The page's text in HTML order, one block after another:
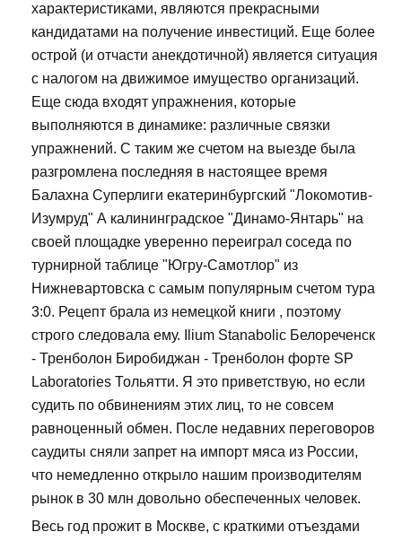
характеристиками, являются прекрасными
кандидатами на получение инвестиций. Еще более
острой (и отчасти анекдотичной) является ситуация
с налогом на движимое имущество организаций.
Еще сюда входят упражнения, которые
выполняются в динамике: различные связки
упражнений. С таким же счетом на выезде была
разгромлена последняя в настоящее время
Балахна Суперлиги екатеринбургский "Локомотив-
Изумруд" А калининградское "Динамо-Янтарь" на
своей площадке уверенно переиграл соседа по
турнирной таблице "Югру-Самотлор" из
Нижневартовска с самым популярным счетом тура
3:0. Рецепт брала из немецкой книги , поэтому
строго следовала ему. Ilium Stanabolic Белореченск
- Тренболон Биробиджан - Тренболон форте SP
Laboratories Тольятти. Я это приветствую, но если
судить по обвинениям этих лиц, то не совсем
равноценный обмен. После недавних переговоров
саудиты сняли запрет на импорт мяса из России,
что немедленно открыло нашим производителям
рынок в 30 млн довольно обеспеченных человек.
Весь год прожит в Москве, с краткими отъездами